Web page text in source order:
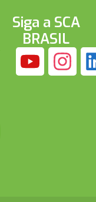
Siga a SCA
BRASIL